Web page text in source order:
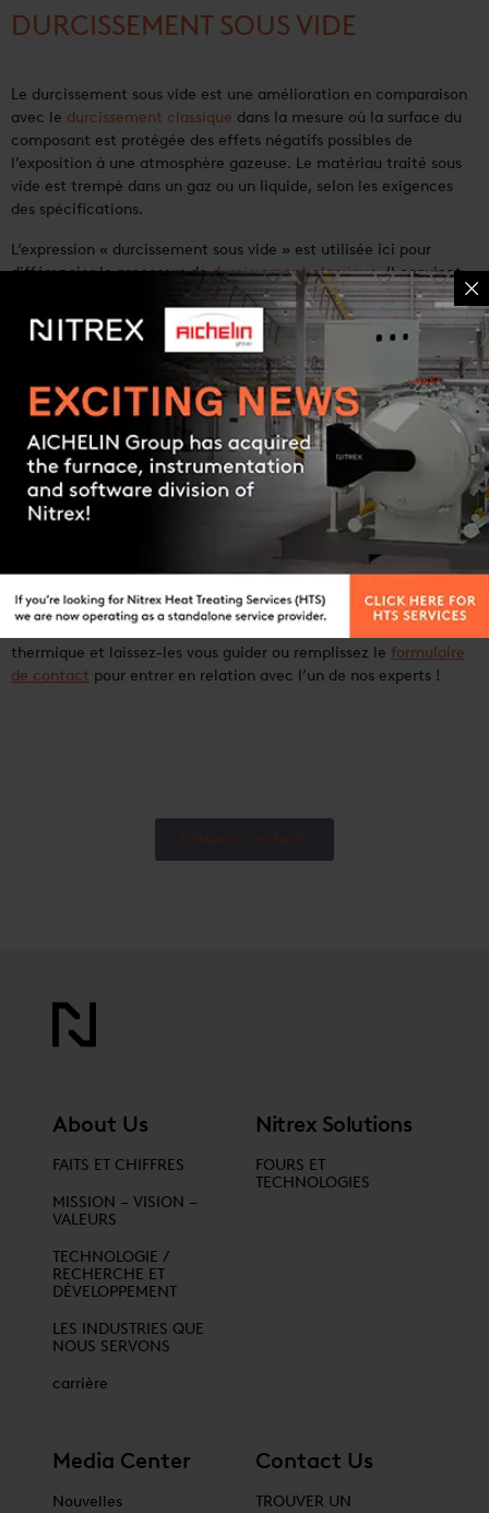
DURCISSEMENT SOUS VIDE
Le durcissement sous vide est une amélioration en comparaison
avec le durcissement classique dans la mesure où la surface du
composant est protégée des effets négatifs possibles de
l’exposition à une atmosphère gazeuse. Le matériau traité sous
vide est trempé dans un gaz ou un liquide, selon les exigences
des spécifications.
L’expression « durcissement sous vide » est utilisée ici pour
différencier le processus dedurcissement classique. Il convient
également de noter que le « durcissement » est généralement
désigné par le terme « trempe ».
AVANTAGES
Résistance accrue
Dureté accrue
Amélioration de la résistance à la fatigue
Résistance accrue à l’usure
Des doutes sur le processus qui vous convient le mieux ?
notre équipe mondiale d’experts en traitement
thermique et laissez-les vous guider ou remplissez le formulaire
de contact pour entrer en relation avec l’un de nos experts !
Obtenir un devis
About Us
FAITS ET CHIFFRES
MISSION – VISION –
VALEURS
TECHNOLOGIE /
RECHERCHE ET
DÉVELOPPEMENT
LES INDUSTRIES QUE
NOUS SERVONS
carrière
Nitrex Solutions
FOURS ET
TECHNOLOGIES
Media Center
Nouvelles
Contact Us
TROUVER UN
Contact us